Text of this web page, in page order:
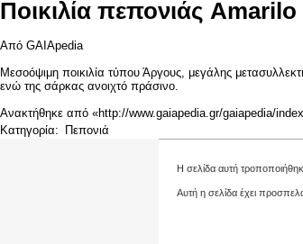
Ποικιλία πεπονιάς
Από GAIApedia
Μεσοόψιμη ποικιλία τύπου Άργους, μεγάλης
ενώ της σάρκας ανοιχτό πράσινο.
Ανακτήθηκε από «http://www.gaiapedia.gr/gaiapedia/
Κατηγορία: Πεπονιά
Η σελίδα αυτή
Αυτή η σελίδα έχει